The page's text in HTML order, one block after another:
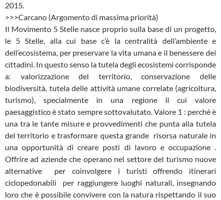
2015.
>>>Carcano (Argomento di massima priorità)
Il Movimento 5 Stelle nasce proprio sulla base di un progetto,
le 5 Stelle, alla cui base c’è la centralità dell’ambiente e
dell’ecosistema, per preservare la vita umana e il benessere dei
cittadini. In questo senso la tutela degli ecosistemi corrisponde
a: valorizzazione del territorio, conservazione delle
biodiversità, tutela delle attività umane correlate (agricoltura,
turismo), specialmente in una regione il cui valore
paesaggistico è stato sempre sottovalutato. Valore 1 : perchè è
una tra le tante misure e provvedimenti che punta alla tutela
del territorio e trasformare questa grande risorsa naturale in
una opportunità di creare posti di lavoro e occupazione .
Offrire ad aziende che operano nel settore del turismo nuove
alternative per coinvolgere i turisti offrendo itinerari
ciclopedonabili per raggiungere luoghi naturali, insegnando
loro che è possibile convivere con la natura rispettando il suo